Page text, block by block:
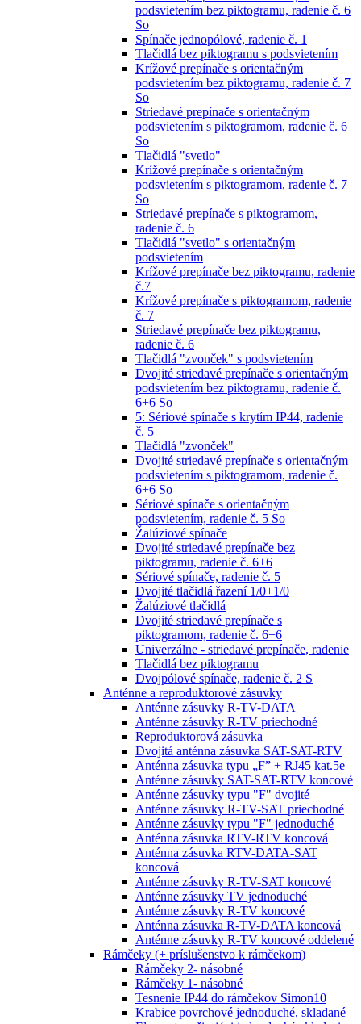
podsvietením bez piktogramu, radenie č. 6
So
Spínače jednopólové, radenie č. 1
Tlačidlá bez piktogramu s podsvietením
Krížové prepínače s orientačným
podsvietením bez piktogramu, radenie č. 7
So
Striedavé prepínače s orientačným
podsvietením s piktogramom, radenie č. 6
So
Tlačidlá "svetlo"
Krížové prepínače s orientačným
podsvietením s piktogramom, radenie č. 7
So
Striedavé prepínače s piktogramom,
radenie č. 6
Tlačidlá "svetlo" s orientačným
podsvietením
Krížové prepínače bez piktogramu, radenie
č.7
Krížové prepínače s piktogramom, radenie
č. 7
Striedavé prepínače bez piktogramu,
radenie č. 6
Tlačidlá "zvonček" s podsvietením
Dvojité striedavé prepínače s orientačným
podsvietením bez piktogramu, radenie č.
6+6 So
5: Sériové spínače s krytím IP44, radenie
č. 5
Tlačidlá "zvonček"
Dvojité striedavé prepínače s orientačným
podsvietením s piktogramom, radenie č.
6+6 So
Sériové spínače s orientačným
podsvietením, radenie č. 5 So
Žalúziové spínače
Dvojité striedavé prepínače bez
piktogramu, radenie č. 6+6
Sériové spínače, radenie č. 5
Dvojité tlačidlá řazení 1/0+1/0
Žalúziové tlačidlá
Dvojité striedavé prepínače s
piktogramom, radenie č. 6+6
Univerzálne - striedavé prepínače, radenie
Tlačidlá bez piktogramu
Dvojpólové spínače, radenie č. 2 S
Anténne a reproduktorové zásuvky
Anténne zásuvky R-TV-DATA
Anténne zásuvky R-TV priechodné
Reproduktorová zásuvka
Dvojitá anténna zásuvka SAT-SAT-RTV
Anténna zásuvka typu „F” + RJ45 kat.5e
Anténne zásuvky SAT-SAT-RTV koncové
Anténne zásuvky typu "F" dvojité
Anténne zásuvky R-TV-SAT priechodné
Anténne zásuvky typu "F" jednoduché
Anténna zásuvka RTV-RTV koncová
Anténna zásuvka RTV-DATA-SAT
koncová
Anténne zásuvky R-TV-SAT koncové
Anténne zásuvky TV jednoduché
Anténne zásuvky R-TV koncové
Anténna zásuvka R-TV-DATA koncová
Anténne zásuvky R-TV koncové oddelené
Rámčeky (+ príslušenstvo k rámčekom)
Rámčeky 2- násobné
Rámčeky 1- násobné
Tesnenie IP44 do rámčekov Simon10
Krabice povrchové jednoduché, skladané